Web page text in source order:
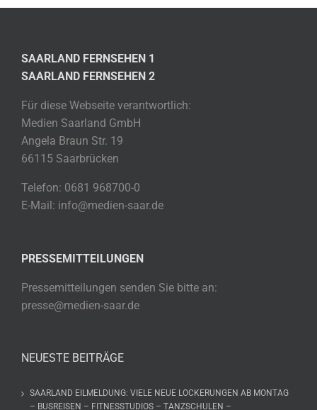
SAARLAND FERNSEHEN 1
SAARLAND FERNSEHEN 2
Für diese Webseite verantwortlich:
Medien Saarland GmbH
Angela Braun Str. 19
66115 Saarbrücken
Telefon: 0681 968700-0
E-Mail: info@medien-saar.de
PRESSEMITTEILUNGEN
Pressemitteilungen senden Sie bitte an:
presse@medien-saar.de
NEUESTE BEITRÄGE
SAARLAND EILMELDUNG: VIELE NEUE LOCKERUNGEN AB MONTAG
– BUSREISEN – FITNESSTUDIOS – TANZSCHULEN –